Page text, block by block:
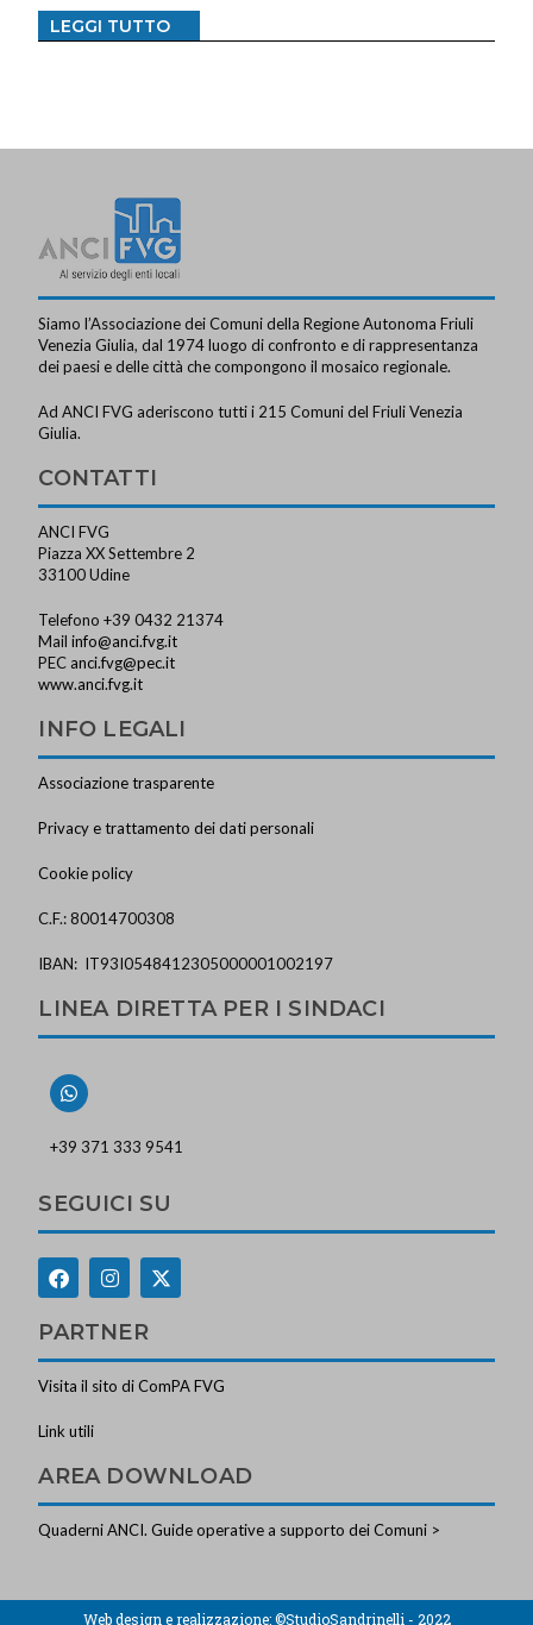
LEGGI TUTTO
Siamo l’Associazione dei Comuni della Regione Autonoma Friuli
Venezia Giulia, dal 1974 luogo di confronto e di rappresentanza
dei paesi e delle città che compongono il mosaico regionale.
Ad ANCI FVG aderiscono tutti i 215 Comuni del Friuli Venezia
Giulia.
CONTATTI
ANCI FVG
Piazza XX Settembre 2
33100 Udine
Telefono +39 0432 21374
Mailinfo@anci.fvg.it
PEC anci.fvg@pec.it
www.anci.fvg.it
INFO LEGALI
Associazione trasparente
Privacy e trattamento dei dati personali
Cookie policy
C.F.: 80014700308
IBAN: IT93I0548412305000001002197
LINEA DIRETTA PER I SINDACI
+39 371 333 9541
SEGUICI SU
PARTNER
Visita il sito di ComPA FVG
Link utili
AREA DOWNLOAD
Quaderni ANCI. Guide operative a supporto dei Comuni >
Web design e realizzazione:©StudioSandrinelli - 2022